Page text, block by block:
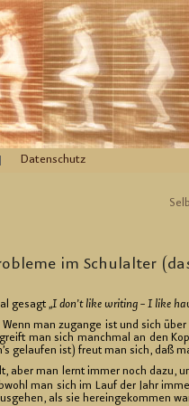
Datenschutz
im Schul­al­ter
ge­sagt „I don’t like wri­ting – I like
man zu­gan­ge ist und sich
man sich manch­mal an den
ge­lau­fen ist) freut man sich, daß
aber man lernt immer noch dazu,
man sich im Lauf der Jahr
als sie her­ein­ge­kom­men